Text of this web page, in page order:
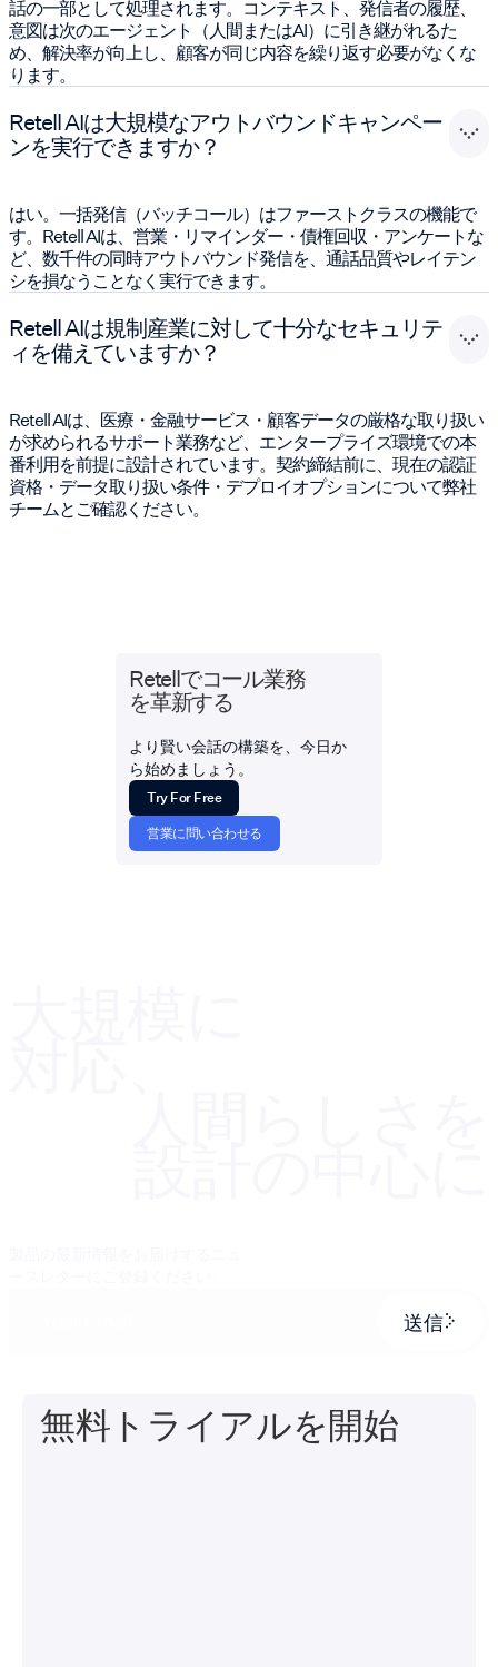
話の一部として処理されます。コンテキスト、発信者の履歴、
意図は次のエージェント（人間またはAI）に引き継がれるた
め、解決率が向上し、顧客が同じ内容を繰り返す必要がなくな
ります。
Retell AIは大規模なアウトバウンドキャンペー
ンを実行できますか？
はい。一括発信（バッチコール）はファーストクラスの機能で
す。Retell AIは、営業・リマインダー・債権回収・アンケートな
ど、数千件の同時アウトバウンド発信を、通話品質やレイテン
シを損なうことなく実行できます。
Retell AIは規制産業に対して十分なセキュリテ
ィを備えていますか？
Retell AIは、医療・金融サービス・顧客データの厳格な取り扱い
が求められるサポート業務など、エンタープライズ環境での本
番利用を前提に設計されています。契約締結前に、現在の認証
資格・データ取り扱い条件・デプロイオプションについて弊社
チームとご確認ください。
Retellでコール業務
を革新する
より賢い会話の構築を、今日か
ら始めましょう。
Try For Free
営業に問い合わせる
送信
無料トライアルを開始